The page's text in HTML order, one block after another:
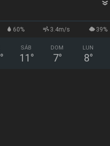
60% 3.4m/s 39%
°
SÁB
11 °
DOM
7°
LUN
8°